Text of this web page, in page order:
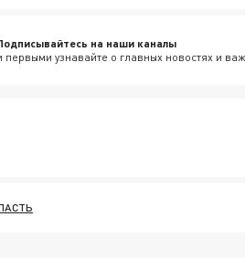
на наши каналы
первыми узнавайте о главных новостях и